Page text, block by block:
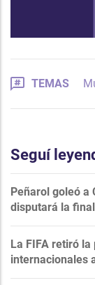
TEMAS
Seguí
Peñarol goleó a
disputará la
La FIFA retiró
internacionales